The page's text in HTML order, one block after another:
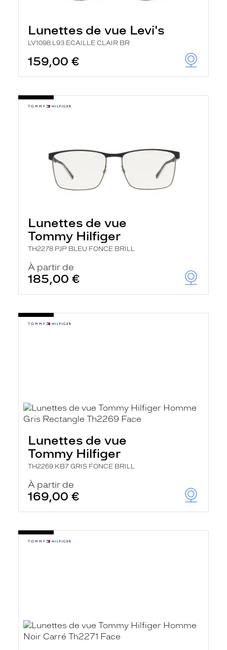
Lunettes de vue Levi's
LV1098 L93 ECAILLE CLAIR BR
159,00 €
Lunettes de vue
Tommy Hilfiger
TH2278 PJP BLEU FONCE BRILL
À partir de
185,00 €
Lunettes de vue
Tommy Hilfiger
TH2269 KB7 GRIS FONCE BRILL
À partir de
169,00 €